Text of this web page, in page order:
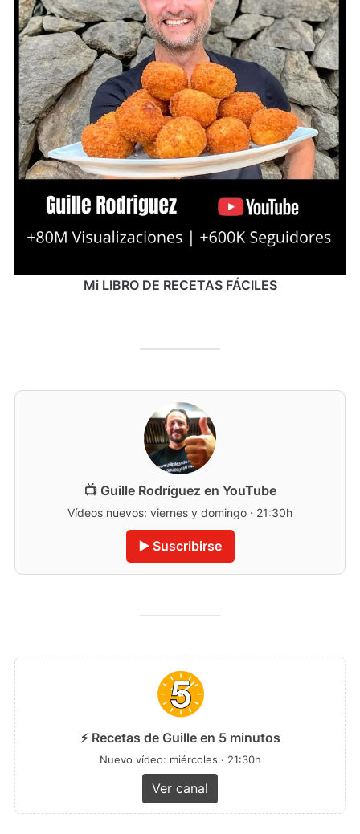
Mi LIBRO DE RECETAS FÁCILES
📺 Guille Rodríguez en YouTube
Vídeos nuevos: viernes y domingo · 21:30h
▶️ Suscribirse
⚡ Recetas de Guille en 5 minutos
Nuevo vídeo: miércoles · 21:30h
Ver canal